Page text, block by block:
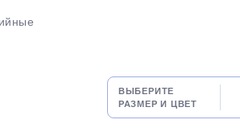
ВЫБЕРИТЕ
РАЗМЕР И ЦВЕТ